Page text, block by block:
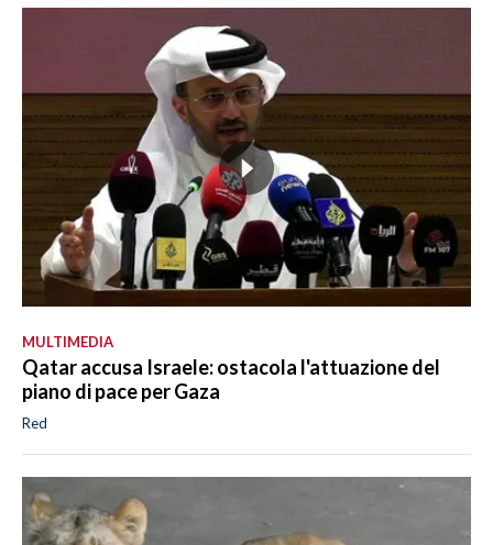
MULTIMEDIA
Qatar accusa Israele: ostacola l'attuazione del
piano di pace per Gaza
Red